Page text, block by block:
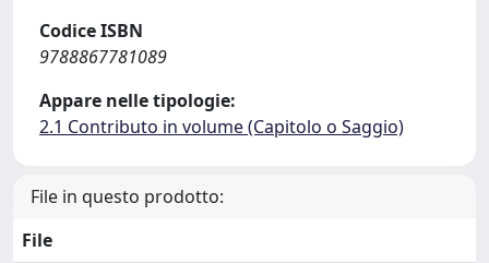
Codice ISBN
9788867781089
Appare nelle tipologie:
2.1 Contributo in volume (Capitolo o Saggio)
File in questo prodotto:
File